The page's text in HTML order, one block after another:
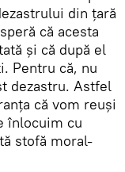
din ţară
că acesta
şi că după el
Pentru că, nu
dezastru. Astfel
că vom reuşi
înlocuim cu
stofă moral-